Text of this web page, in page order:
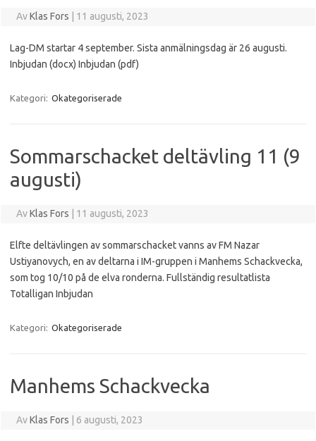
AvKlas Fors 11 augusti, 2023
Lag-DM startar 4 september. Sista anmälningsdag är 26 augusti.
Inbjudan (docx) Inbjudan (pdf)
Kategori: Okategoriserade
Sommarschacket deltävling 11 (9
augusti)
AvKlas Fors 11 augusti, 2023
Elfte deltävlingen av sommarschacket vanns av FM Nazar
Ustiyanovych, en av deltarna i IM-gruppen i Manhems Schackvecka,
som tog 10/10 på de elva ronderna. Fullständig resultatlista
Totalligan Inbjudan
Kategori: Okategoriserade
Manhems Schackvecka
AvKlas Fors 6 augusti, 2023